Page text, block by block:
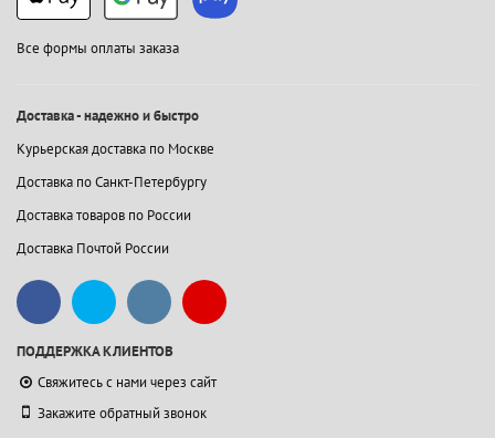
Все формы оплаты заказа
Доставка - надежно и быстро
Курьерская доставка по Москве
Доставка по Санкт-Петербургу
Доставка товаров по России
Доставка Почтой России
ПОДДЕРЖКА КЛИЕНТОВ
Свяжитесь с нами через сайт
Закажите обратный звонок